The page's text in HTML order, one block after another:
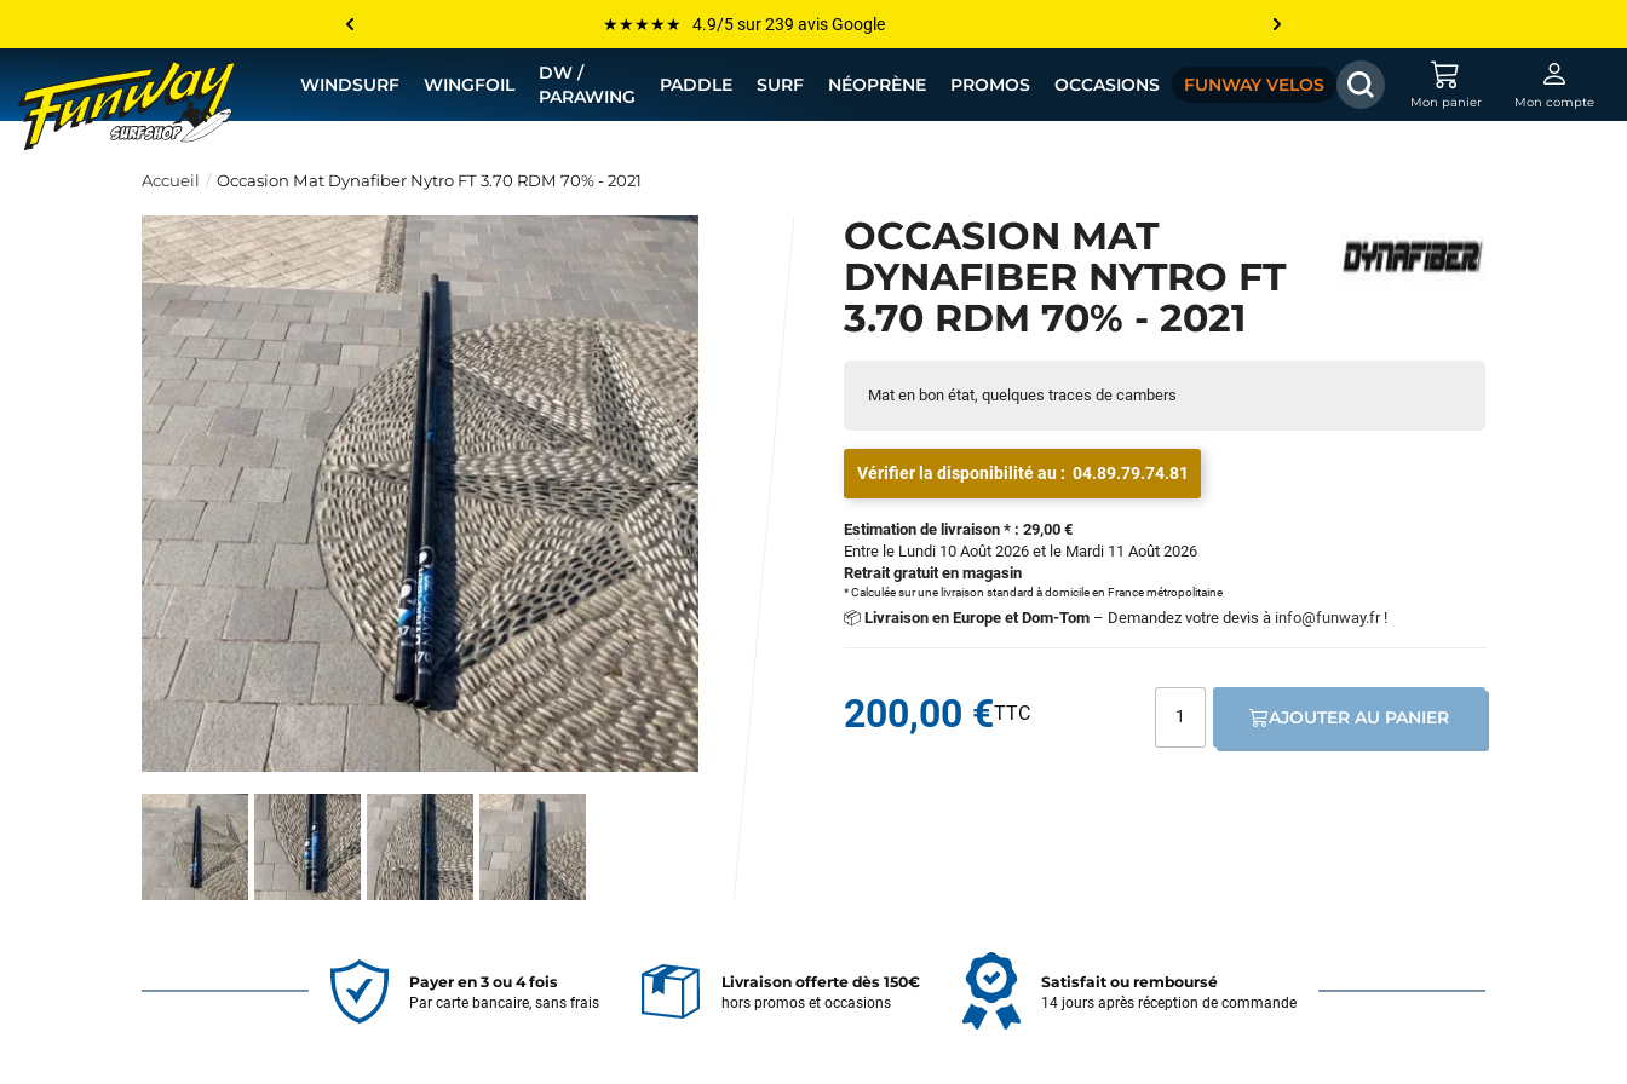
Les plus grandes marques sont chez Funway
Jusqu’à -75% de remise sur le windsurf, wingfoil, etc...
💰 Meilleur prix garanti — Moins cher ailleurs ? On s’aligne !
WINDSURF WINGFOIL
DW /
PARAWING
PADDLE SURF NÉOPRÈNE PROMOS OCCASIONS FUNWAY VELOS
Mon panier Mon compte
Accueil Occasion Mat Dynafiber Nytro FT 3.70 RDM 70% - 2021
OCCASION MAT
DYNAFIBER NYTRO FT
3.70 RDM 70% - 2021
Mat en bon état, quelques traces de cambers
Vérifier la disponibilité au : 04.89.79.74.81
Estimation de livraison * : 29,00 €
Entre le Lundi 10 Août 2026 et le Mardi 11 Août 2026
Retrait gratuit en magasin
* Calculée sur une livraison standard à domicile en France métropolitaine
📦 Livraison en Europe et Dom-Tom – Demandez votre devis à info@funway.fr!
200,00 € AJOUTER AU PANIER
Payer en 3 ou 4 fois
Par carte bancaire, sans frais
Livraison offerte dès 150€
hors promos et occasions
Satisfait ou remboursé
14 jours après réception de commande